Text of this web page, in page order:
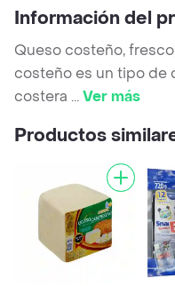
Información del
Queso costeño,
costeño es un tipo de
costera ...Ver más
Productos